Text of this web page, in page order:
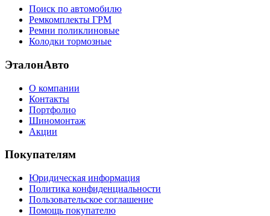
Поиск по автомобилю
Ремкомплекты ГРМ
Ремни поликлиновые
Колодки тормозные
ЭталонАвто
О компании
Контакты
Портфолио
Шиномонтаж
Акции
Покупателям
Юридическая информация
Политика конфиденциальности
Пользовательское соглашение
Помощь покупателю